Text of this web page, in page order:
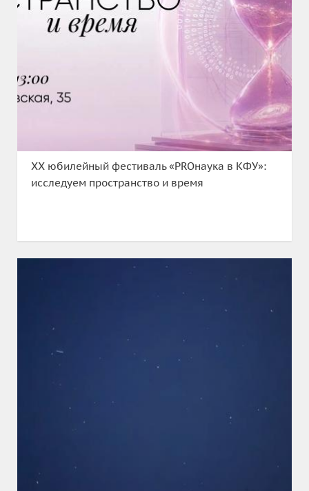
XX юбилейный фестиваль «PROнаука в КФУ»:
исследуем пространство и время